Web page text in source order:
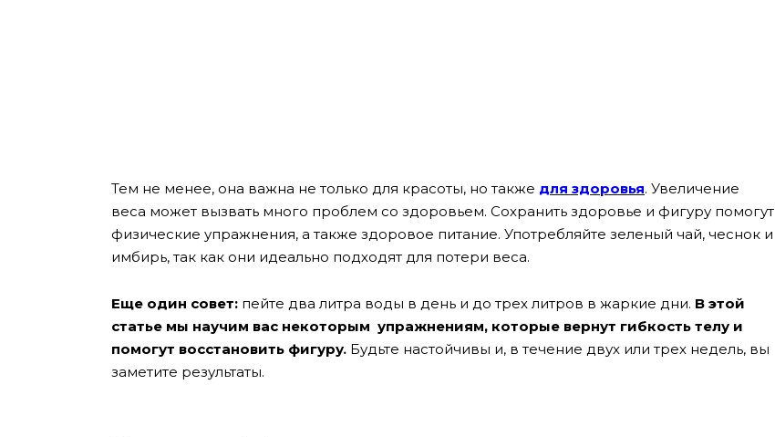
Тем не менее, она важна не только для красоты, но также для здоровья. Увеличение
веса может вызвать много проблем со здоровьем. Сохранить здоровье и фигуру помогут
физические упражнения, а также здоровое питание. Употребляйте зеленый чай, чеснок и
имбирь, так как они идеально подходят для потери веса.
Еще один совет: пейте два литра воды в день и до трех литров в жаркие дни. В этой
статье мы научим вас некоторым упражнениям, которые вернут гибкость телу и
помогут восстановить фигуру. Будьте настойчивы и, в течение двух или трех недель, вы
заметите результаты.